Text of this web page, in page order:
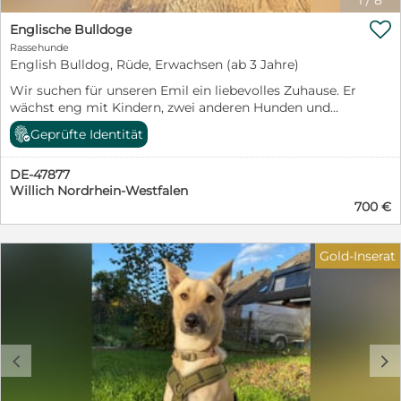
Englische Bulldoge
Rassehunde
English Bulldog, Rüde, Erwachsen (ab 3 Jahre)
Wir suchen für unseren Emil ein liebevolles Zuhause. Er
wächst eng mit Kindern, zwei anderen Hunden und
einer Katze auf. Er ist fünf Jahre alt, und kastriert.. Er ist
gesellig, , fährt gerne mit in den Urlaub und ist ein ganz
Gemütlicher. Mit der Epilepsie unserer Tochter kommt
er nicht klar. Aus diesem Grund suchen wir ein sehr
liebevolles zu Hause. Gerne würden wir ihn zu lieben
Rasse auskennen und Zeit für ihn haben.

Geprüfte Identität
DE-47877
Willich Nordrhein-Westfalen
700 €
c d
Gold-Inserat